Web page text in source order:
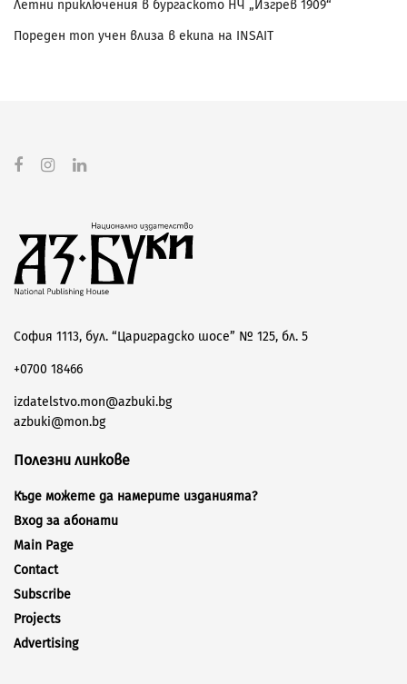
Летни приключения в бургаското НЧ „Изгрев 1909“
Пореден топ учен влиза в екипа на INSAIT
София 1113, бул. “Цариградско шосе” № 125, бл. 5
+0700 18466
izdatelstvo.mon@azbuki.bg
azbuki@mon.bg
Полезни линкове
Къде можете да намерите изданията?
Вход за абонати
Main Page
Contact
Subscribe
Projects
Advertising